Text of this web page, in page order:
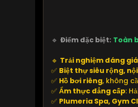
🔹 Điểm đặc biệt: Toàn
🔹 Trải nghiệm đáng
✅ Biệt thự siêu rộng,
✅ Hồ bơi riêng, không
✅ Ẩm thực đẳng cấp:
✅ Plumeria Spa, Gym